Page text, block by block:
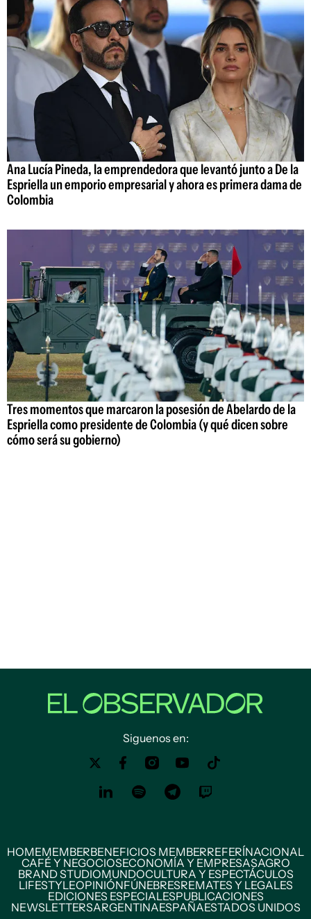
Ana Lucía Pineda, la emprendedora que levantó junto a De la
Espriella un emporio empresarial y ahora es primera dama de
Colombia
Tres momentos que marcaron la posesión de Abelardo de la
Espriella como presidente de Colombia (y qué dicen sobre
cómo será su gobierno)
Siguenos en:
HOMEMEMBERBENEFICIOS MEMBERREFERÍNACIONAL
CAFÉ Y NEGOCIOSECONOMÍA Y EMPRESASAGRO
BRAND STUDIOMUNDOCULTURA Y ESPECTÁCULOS
LIFESTYLEOPINIÓNFÚNEBRESREMATES Y LEGALES
EDICIONES ESPECIALESPUBLICACIONES
NEWSLETTERSARGENTINAESPAÑAESTADOS UNIDOS